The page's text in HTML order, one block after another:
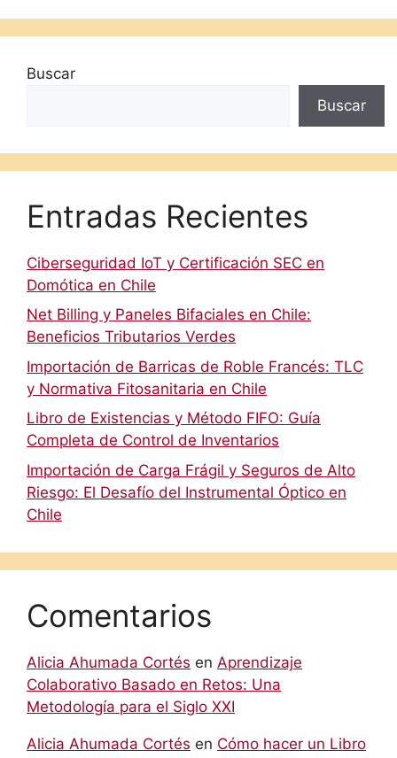
Buscar
Buscar
Entradas Recientes
Ciberseguridad IoT y Certificación SEC en
Domótica en Chile
Net Billing y Paneles Bifaciales en Chile:
Beneficios Tributarios Verdes
Importación de Barricas de Roble Francés: TLC
y Normativa Fitosanitaria en Chile
Libro de Existencias y Método FIFO: Guía
Completa de Control de Inventarios
Importación de Carga Frágil y Seguros de Alto
Riesgo: El Desafío del Instrumental Óptico en
Chile
Comentarios
Alicia Ahumada Cortés en Aprendizaje
Colaborativo Basado en Retos: Una
Metodología para el Siglo XXI
Alicia Ahumada Cortés en Cómo hacer un Libro